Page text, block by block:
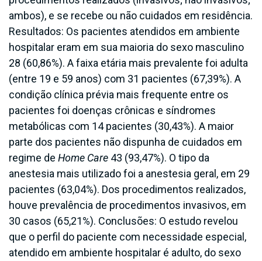
ambos), e se recebe ou não cuidados em residência.
Resultados: Os pacientes atendidos em ambiente
hospitalar eram em sua maioria do sexo masculino
28 (60,86%). A faixa etária mais prevalente foi adulta
(entre 19 e 59 anos) com 31 pacientes (67,39%). A
condição clínica prévia mais frequente entre os
pacientes foi doenças crônicas e síndromes
metabólicas com 14 pacientes (30,43%). A maior
parte dos pacientes não dispunha de cuidados em
regime de Home Care 43 (93,47%). O tipo da
anestesia mais utilizado foi a anestesia geral, em 29
pacientes (63,04%). Dos procedimentos realizados,
houve prevalência de procedimentos invasivos, em
30 casos (65,21%). Conclusões: O estudo revelou
que o perfil do paciente com necessidade especial,
atendido em ambiente hospitalar é adulto, do sexo